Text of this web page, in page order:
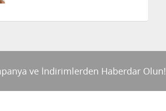
ve İndirimlerden Haberdar Olun!